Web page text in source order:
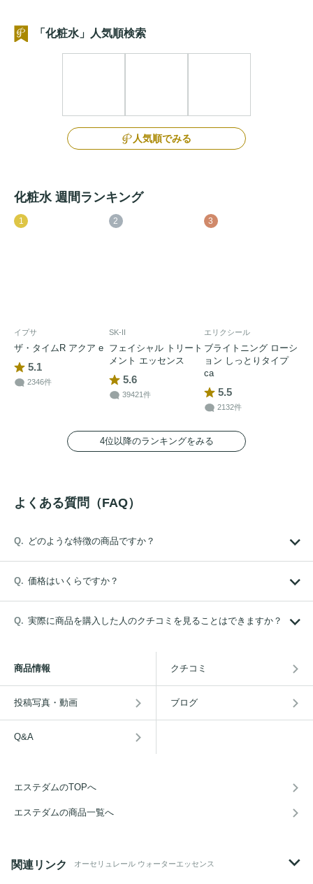
「化粧水」人気順検索
人気順でみる
化粧水 週間ランキング
1
イプサ
ザ・タイムR アクア e
5.1
2346件
2
SK-II
フェイシャル トリート
メント エッセンス
5.6
39421件
3
エリクシール
ブライトニング ローシ
ョン しっとりタイプ
ca
5.5
2132件
4位以降のランキングをみる
よくある質問（FAQ）
どのような特徴の商品ですか？
価格はいくらですか？
実際に商品を購入した人のクチコミを見ることはできますか？
商品情報 クチコミ
投稿写真・動画 ブログ
Q&A
エステダムのTOPへ
エステダムの商品一覧へ
関連リンク オーセリュレール ウォーターエッセンス